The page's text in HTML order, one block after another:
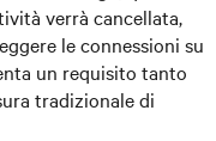
verrà cancellata,
le connessioni su
un requisito tanto
tradizionale di